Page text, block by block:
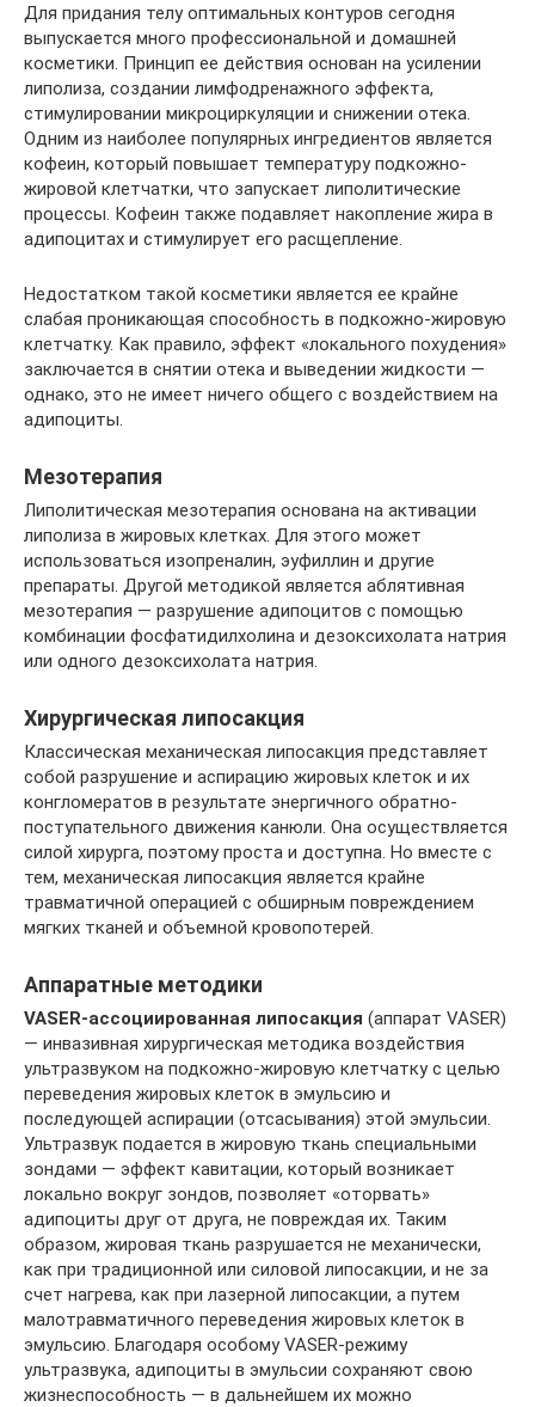
Для придания телу оптимальных контуров сегодня
выпускается много профессиональной и домашней
косметики. Принцип ее действия основан на усилении
липолиза, создании лимфодренажного эффекта,
стимулировании микроциркуляции и снижении отека.
Одним из наиболее популярных ингредиентов является
кофеин, который повышает температуру подкожно-
жировой клетчатки, что запускает липолитические
процессы. Кофеин также подавляет накопление жира в
адипоцитах и стимулирует его расщепление.
Недостатком такой косметики является ее крайне
слабая проникающая способность в подкожно-жировую
клетчатку. Как правило, эффект «локального похудения»
заключается в снятии отека и выведении жидкости —
однако, это не имеет ничего общего с воздействием на
адипоциты.
Мезотерапия
Липолитическая мезотерапия основана на активации
липолиза в жировых клетках. Для этого может
использоваться изопреналин, эуфиллин и другие
препараты. Другой методикой является аблятивная
мезотерапия — разрушение адипоцитов с помощью
комбинации фосфатидилхолина и дезоксихолата натрия
или одного дезоксихолата натрия.
Хирургическая липосакция
Классическая механическая липосакция представляет
собой разрушение и аспирацию жировых клеток и их
конгломератов в результате энергичного обратно-
поступательного движения канюли. Она осуществляется
силой хирурга, поэтому проста и доступна. Но вместе с
тем, механическая липосакция является крайне
травматичной операцией с обширным повреждением
мягких тканей и объемной кровопотерей.
Аппаратные методики
VASER-ассоциированная липосакция (аппарат VASER)
— инвазивная хирургическая методика воздействия
ультразвуком на подкожно-жировую клетчатку с целью
переведения жировых клеток в эмульсию и
последующей аспирации (отсасывания) этой эмульсии.
Ультразвук подается в жировую ткань специальными
зондами — эффект кавитации, который возникает
локально вокруг зондов, позволяет «оторвать»
адипоциты друг от друга, не повреждая их. Таким
образом, жировая ткань разрушается не механически,
как при традиционной или силовой липосакции, и не за
счет нагрева, как при лазерной липосакции, а путем
малотравматичного переведения жировых клеток в
эмульсию. Благодаря особому VASER-режиму
ультразвука, адипоциты в эмульсии сохраняют свою
жизнеспособность — в дальнейшем их можно